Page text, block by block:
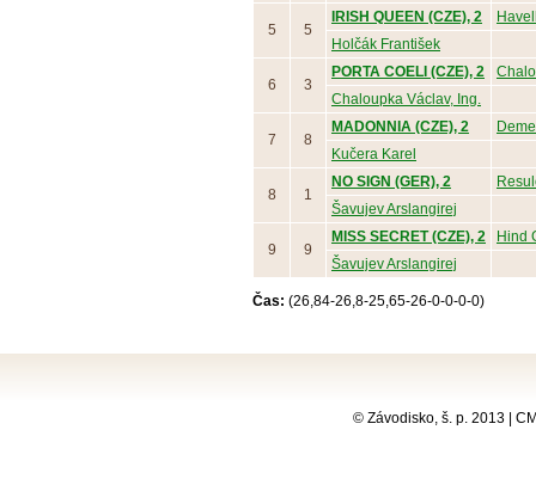
5 5
IRISH QUEEN (CZE), 2
Holčák František
6 3
PORTA COELI (CZE), 2
Chaloupka Václav, Ing.
7 8
MADONNIA (CZE), 2
Kučera Karel
8 1
NO SIGN (GER), 2
Šavujev Arslangirej
9 9
MISS SECRET (CZE), 2
Hind
Šavujev Arslangirej
Čas: (26,84-26,8-25,65-26-0-0-0-0)
© Závodisko, š. p. 2013 |